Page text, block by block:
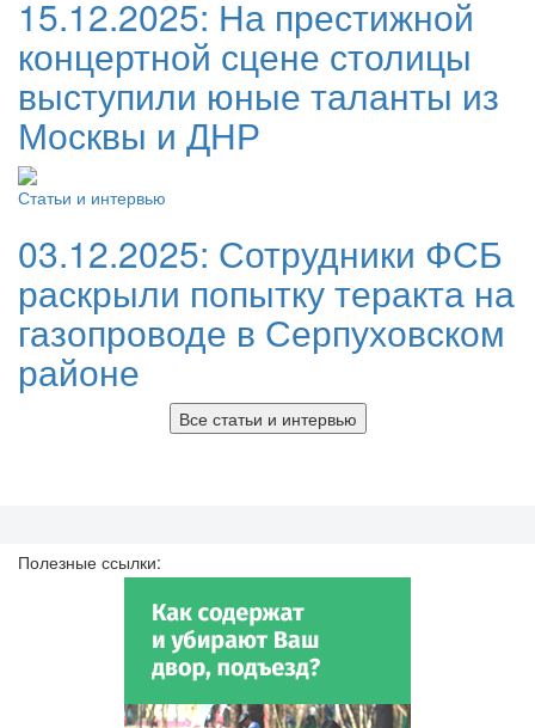
15.12.2025: На престижной
концертной сцене столицы
выступили юные таланты из
Москвы и ДНР
Статьи и интервью
03.12.2025: Сотрудники ФСБ
раскрыли попытку теракта на
газопроводе в Серпуховском
районе
Все статьи и интервью
Полезные ссылки: